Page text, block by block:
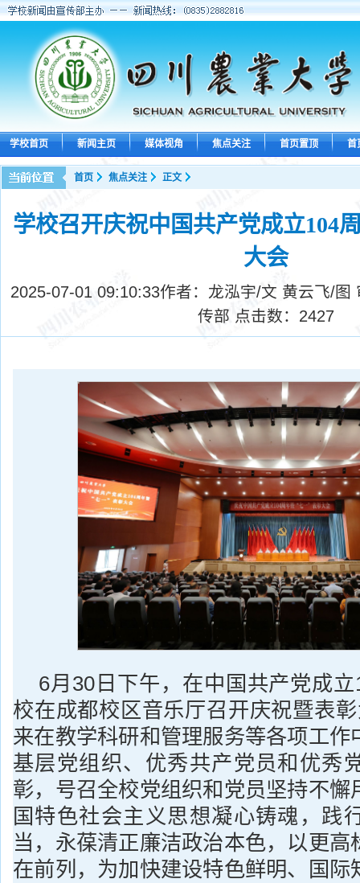
学校首页 新闻主页 媒体视角 焦点关注 首页置顶 首
首页 焦点关注 正文
学校召开庆祝中国共产党成立104
大会
2025-07-01 09:10:33作者：龙泓宇/文 黄云飞/图
传部 点击数： 2427
6月30日下午，在中国共产党成
校在成都校区音乐厅召开庆祝暨表
来在教学科研和管理服务等各项工作
基层党组织、优秀共产党员和优秀
彰，号召全校党组织和党员坚持不懈
国特色社会主义思想凝心铸魂，践
当，永葆清正廉洁政治本色，以更高
在前列，为加快建设特色鲜明、国际